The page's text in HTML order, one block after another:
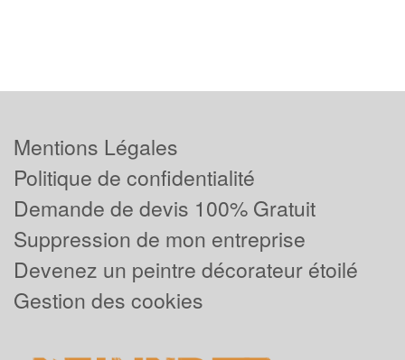
Mentions Légales
Politique de confidentialité
Demande de devis 100% Gratuit
Suppression de mon entreprise
Devenez un peintre décorateur étoilé
Gestion des cookies